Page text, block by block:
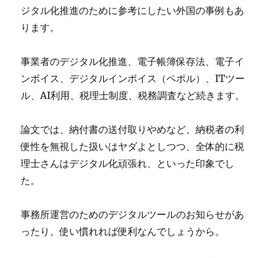
ジタル化推進のために参考にしたい外国の事例もあ
ります。
事業者のデジタル化推進、電子帳簿保存法、電子イ
ンボイス、デジタルインボイス（ペポル）、ITツー
ル、AI利用、税理士制度、税務調査など続きます。
論文では、納付書の送付取りやめなど、納税者の利
便性を無視した扱いはヤダよとしつつ、全体的に税
理士さんはデジタル化頑張れ、といった印象でし
た。
事務所運営のためのデジタルツールのお知らせがあ
ったり。使い慣れれば便利なんでしょうから。